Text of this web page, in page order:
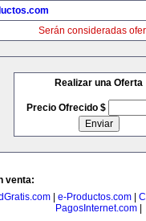
Serán consideradas
Realizar una Oferta
Precio Ofrecido $
venta:
e-Productos.com
PagosInternet.com